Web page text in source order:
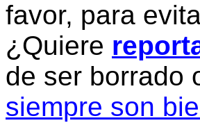
favor, para
¿Quiere
de ser
siempre son